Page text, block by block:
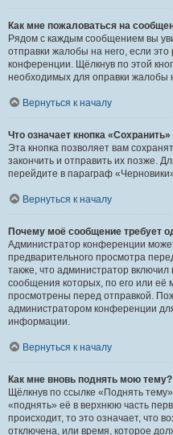
Как мне пожаловаться на
Рядом с каждым сообщением вы
отправки жалобы на него, если
конференции. Щёлкнув по этой
необходимых для оправки жалобы
Вернуться к началу
Что означает кнопка
Эта кнопка позволяет вам
закончить и отправить их позже.
перейдите в параграф
Вернуться к началу
Почему моё сообщение требует
Администратор конференции
предварительного просмотра
также, что администратор включил
сообщения которых, по его или
просмотрены перед отправкой.
администратором конференции
информации.
Вернуться к началу
Как мне вновь поднять мою тему?
Щёлкнув по ссылке «Поднять
«поднять» её в верхнюю часть
происходит, то это означает, что
отключена, или время, которое